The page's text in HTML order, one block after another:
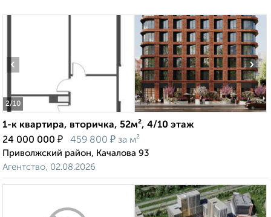
2/10
‹ ›
1-к квартира, вторичка, 52м², 4/10 этаж
24 000 000 ₽ 459 800 ₽ за м²
Приволжский район, Качалова 93
Агентство, 02.08.2026